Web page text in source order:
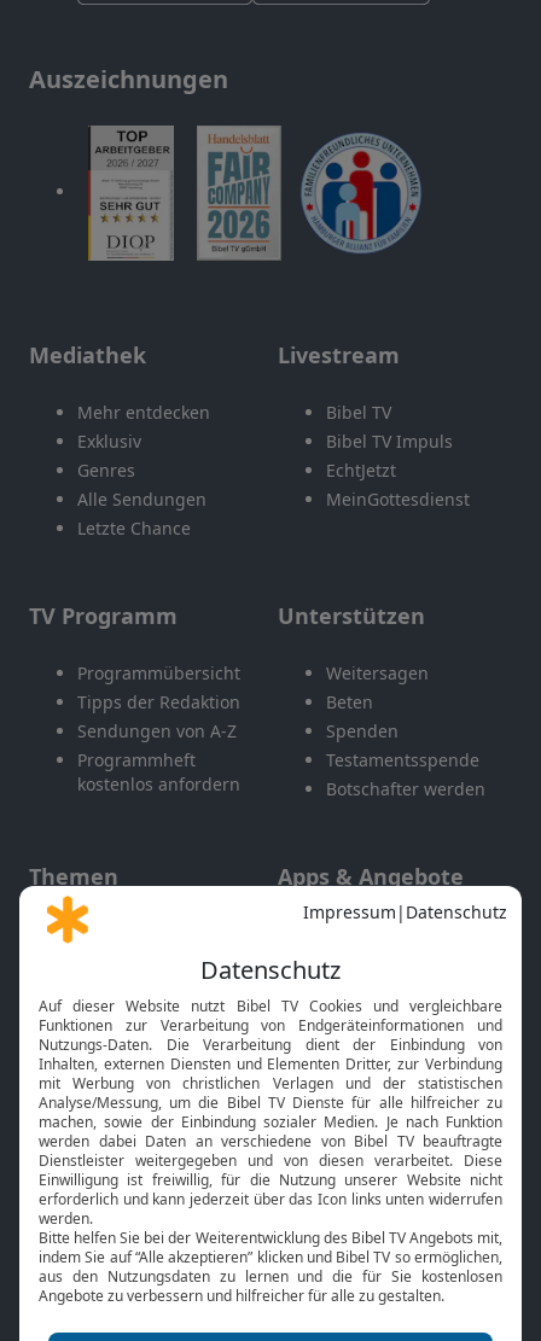
Auszeichnungen
Mediathek
Mehr entdecken
Exklusiv
Genres
Alle Sendungen
Letzte Chance
Livestream
Bibel TV
Bibel TV Impuls
EchtJetzt
MeinGottesdienst
TV Programm
Programmübersicht
Tipps der Redaktion
Sendungen von A-Z
Programmheft
kostenlos anfordern
Unterstützen
Weitersagen
Beten
Spenden
Testamentsspende
Botschafter werden
Themen
Gott und Bibel erklärt
Neuigkeiten
Apps & Angebote
Mobile App
Smart TV
HbbTV
Bibelthek Online-Bibel
Nächster Gottesdienst
Bibel TV
Über uns
Jobs
Service
Kontakt
TV-Empfang